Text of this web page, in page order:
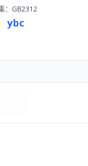
：GB2312
ybc